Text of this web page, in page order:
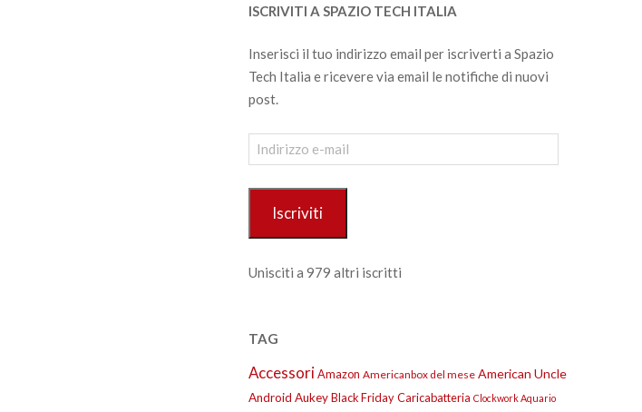
ISCRIVITI A SPAZIO TECH ITALIA
Inserisci il tuo indirizzo email per iscriverti a Spazio
Tech Italia e ricevere via email le notifiche di nuovi
post.
Indirizzo
e-
Iscriviti
Unisciti a 979 altri iscritti
TAG
AccessoriAmazon Americanbox del mese American Uncle
Android AukeyBlack FridayCaricabatteria Clockwork Aquario